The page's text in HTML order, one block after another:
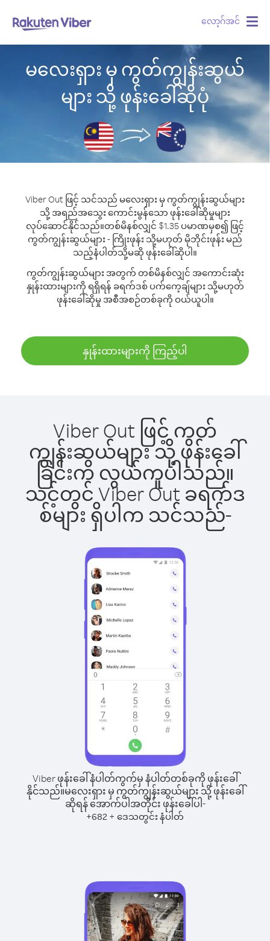
လော့ဂ်အင်
မလေးရှား မှ ကွတ်ကျွန်းဆွယ်
များ သို့ ဖုန်းခေါ်ဆိုပုံ
Viber Out ဖြင့် သင်သည် မလေးရှား မှ ကွတ်ကျွန်းဆွယ်များ
သို့ အရည်အသွေး ကောင်းမွန်သော ဖုန်းခေါ်ဆိုမှုများ
လုပ်ဆောင်နိုင်သည်။တစ်မိနစ်လျှင် $1.35 ပမာဏမှစ၍ ဖြင့်
ကွတ်ကျွန်းဆွယ်များ - ကြိုးဖုန်း သို့မဟုတ် မိုဘိုင်းဖုန်း မည်
သည့်နံပါတ်သို့မဆို ဖုန်းခေါ်ဆိုပါ။
ကွတ်ကျွန်းဆွယ်များ အတွက် တစ်မိနစ်လျှင် အကောင်းဆုံး
နှုန်းထားများကို ရရှိရန် ခရက်ဒစ် ပက်ကေ့ချ်များ သို့မဟုတ်
ဖုန်းခေါ်ဆိုမှု အစီအစဉ်တစ်ခုကို ဝယ်ယူပါ။
နှုန်းထားများကို ကြည့်ပါ
Viber Out ဖြင့် ကွတ်
ကျွန်းဆွယ်များ သို့ ဖုန်းခေါ်
ခြင်းက လွယ်ကူပါသည်။
သင့်တွင် Viber Out ခရက်ဒ
စ်များ ရှိပါက သင်သည်-
Viber ဖုန်းခေါ်နံပါတ်ကွက်မှ နံပါတ်တစ်ခုကို ဖုန်းခေါ်
နိုင်သည်။မလေးရှား မှ ကွတ်ကျွန်းဆွယ်များ သို့ ဖုန်းခေါ်
ဆိုရန် အောက်ပါအတိုင်း ဖုန်းခေါ်ပါ-
+682 + ဒေသတွင်း နံပါတ်